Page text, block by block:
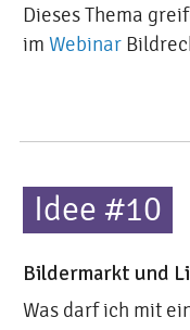
Dieses Thema
im Webinar
Idee #10
Bildermarkt und
Was darf ich mit